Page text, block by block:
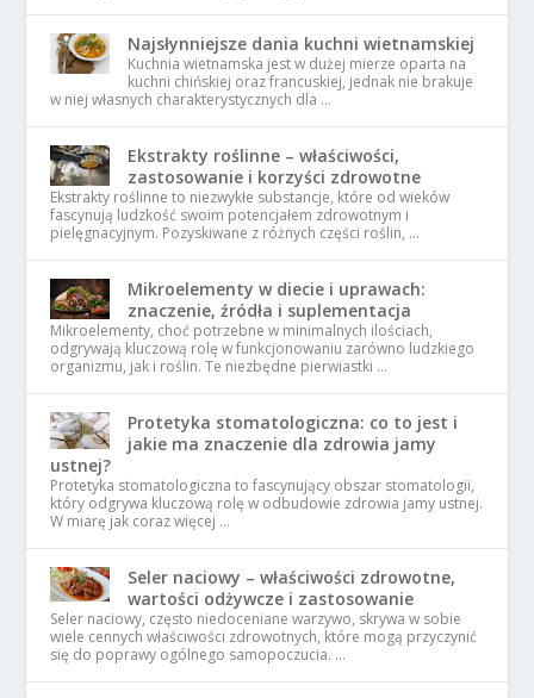
Najsłynniejsze dania kuchni wietnamskiej
Kuchnia wietnamska jest w dużej mierze oparta na
kuchni chińskiej oraz francuskiej, jednak nie brakuje
w niej własnych charakterystycznych dla …
Ekstrakty roślinne – właściwości,
zastosowanie i korzyści zdrowotne
Ekstrakty roślinne to niezwykłe substancje, które od wieków
fascynują ludzkość swoim potencjałem zdrowotnym i
pielęgnacyjnym. Pozyskiwane z różnych części roślin, …
Mikroelementy w diecie i uprawach:
znaczenie, źródła i suplementacja
Mikroelementy, choć potrzebne w minimalnych ilościach,
odgrywają kluczową rolę w funkcjonowaniu zarówno ludzkiego
organizmu, jak i roślin. Te niezbędne pierwiastki …
Protetyka stomatologiczna: co to jest i
jakie ma znaczenie dla zdrowia jamy
ustnej?
Protetyka stomatologiczna to fascynujący obszar stomatologii,
który odgrywa kluczową rolę w odbudowie zdrowia jamy ustnej.
W miarę jak coraz więcej …
Seler naciowy – właściwości zdrowotne,
wartości odżywcze i zastosowanie
Seler naciowy, często niedoceniane warzywo, skrywa w sobie
wiele cennych właściwości zdrowotnych, które mogą przyczynić
się do poprawy ogólnego samopoczucia. …